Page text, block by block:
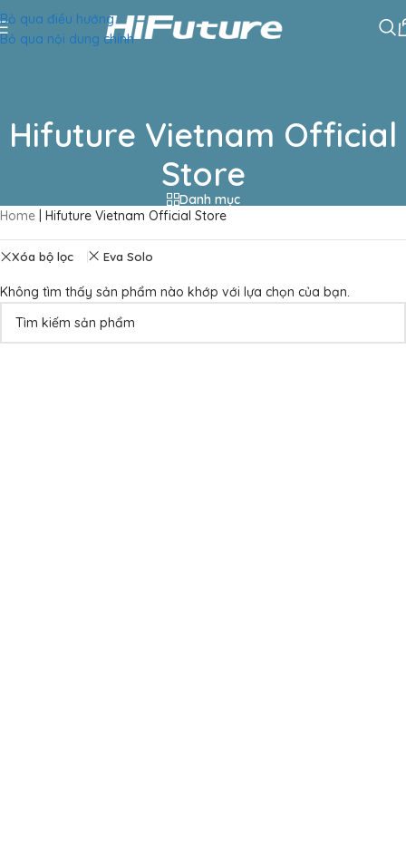
Bỏ qua điều hướng
Bỏ qua nội dung chính
Hifuture Vietnam Official
Store
Danh mục
Home
Hifuture Vietnam Official Store
Xóa bộ lọc Eva Solo
Không tìm thấy sản phẩm nào khớp với lựa chọn của bạn.